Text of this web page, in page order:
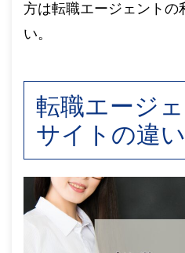
方は転職エージェントの
い。
転職エージ
サイトの違